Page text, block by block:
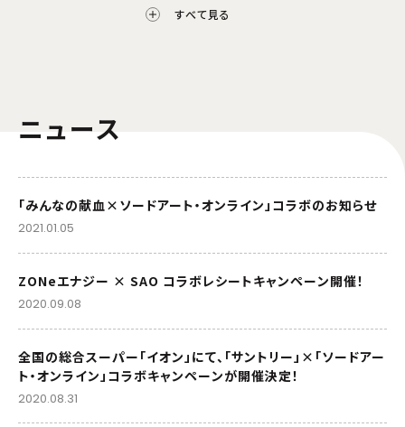
配信開始日・配信日時は編成の都合などにより変更となる場合がございます。予めご了
ビデオマーケット カンテレドーガ
HAPPY!動画 クランクイン！ビデオ
ムービーフルplus
配信開始日・配信日時は編成の都合などにより変更となる場合がございます。予めご了
承ください。
すべて見る
ニュース
「みんなの献血×ソードアート・オンライン」コラボのお知らせ
2021.01.05
ZONeエナジー × SAO コラボレシートキャンペーン開催！
2020.09.08
全国の総合スーパー「イオン」にて、「サントリー」×「ソードアー
ト・オンライン」コラボキャンペーンが開催決定！
2020.08.31